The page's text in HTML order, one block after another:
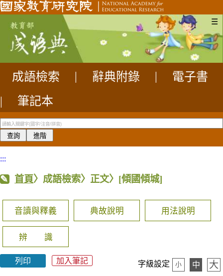
☰
成語檢索 辭典附錄
電子書
|
筆記本
:::
首頁〉成語檢索〉正文〉 [傾國傾城]
音讀與釋義 典故說明 用法說明
辨 識
列印 加入筆記 字級設定 小 中 大